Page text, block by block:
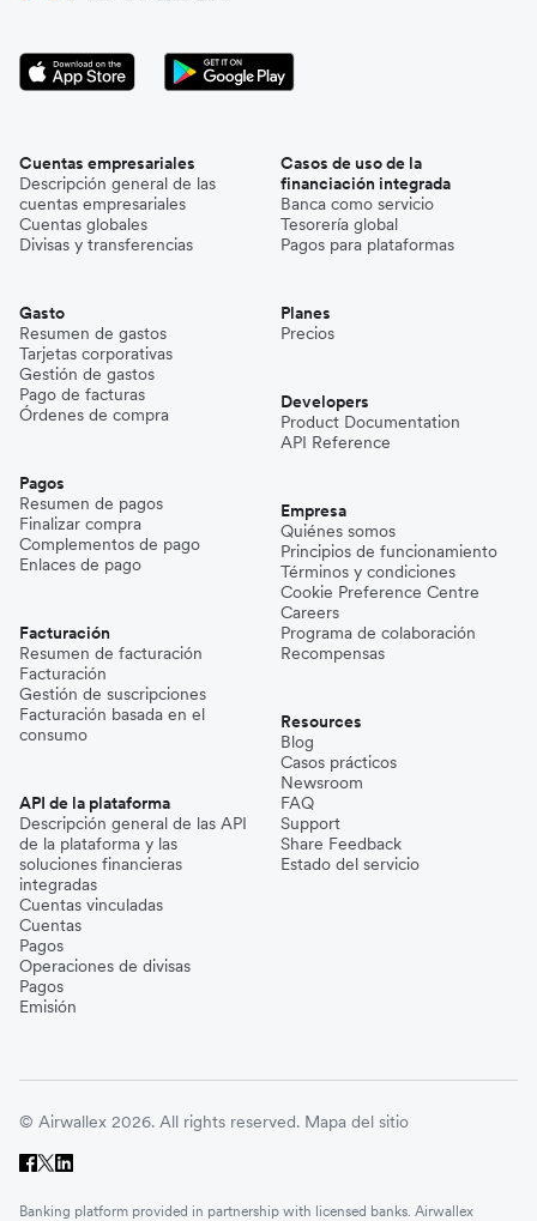
Cuentas empresariales
Descripción general de las
cuentas empresariales
Cuentas globales
Divisas y transferencias
Gasto
Resumen de gastos
Tarjetas corporativas
Gestión de gastos
Pago de facturas
Órdenes de compra
Pagos
Resumen de pagos
Finalizar compra
Complementos de pago
Enlaces de pago
Facturación
Resumen de facturación
Facturación
Gestión de suscripciones
Facturación basada en el
consumo
API de la plataforma
Descripción general de las API
de la plataforma y las
soluciones financieras
integradas
Cuentas vinculadas
Cuentas
Pagos
Operaciones de divisas
Pagos
Emisión
Casos de uso de la
financiación integrada
Banca como servicio
Tesorería global
Pagos para plataformas
Planes
Precios
Developers
Product Documentation
API Reference
Empresa
Quiénes somos
Principios de funcionamiento
Términos y condiciones
Cookie Preference Centre
Careers
Programa de colaboración
Recompensas
Resources
Blog
Casos prácticos
Newsroom
FAQ
Support
Share Feedback
Estado del servicio
© Airwallex 2026. All rights reserved. Mapa del sitio
Banking platform provided in partnership with licensed banks. Airwallex